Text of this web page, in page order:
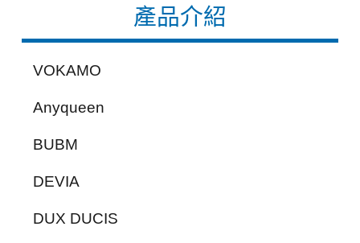
產品介紹
VOKAMO
Anyqueen
BUBM
DEVIA
DUX DUCIS